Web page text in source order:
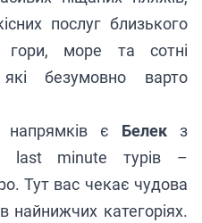
послуг близького
море та сотні
безумовно варто
напрямків є Белек з
last minute турів –
Тут вас чекає чудова
найнижчих категоріях.